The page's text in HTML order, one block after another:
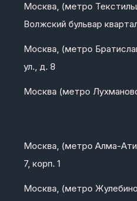
Москва, (метро
Волжский бульвар
Москва, (метро
ул., д. 8
Москва (метро
Москва, (метро Алма-
7, корп. 1
Москва, (метро